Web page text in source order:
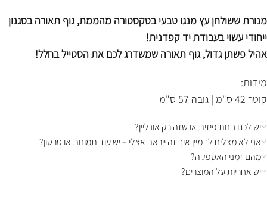
מנורת ששולחן עץ מנגו טבעי בטקסטורה מהממת, גוף תאורה בסגנון
ייחודי עשוי בעבודת יד קפדנית!
אהיל פשתן גדול, גוף תאורה שמשדרג לכם את הסטייל בחלל!
מידות:
קוטר 42 ס"מ | גובה 57 ס"מ
יש לכם חנות פיזית או שזה רק אונליין?
אני לא מצליח לדמיין איך זה ייראה אצלי – יש עוד תמונות או סרטון?
מהם זמני האספקה?
יש אחריות על המוצרים?